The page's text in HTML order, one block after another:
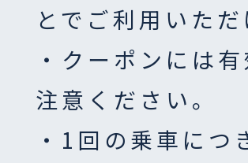
とでご利用いただ
・クーポンには
注意ください。
・1回の乗車に